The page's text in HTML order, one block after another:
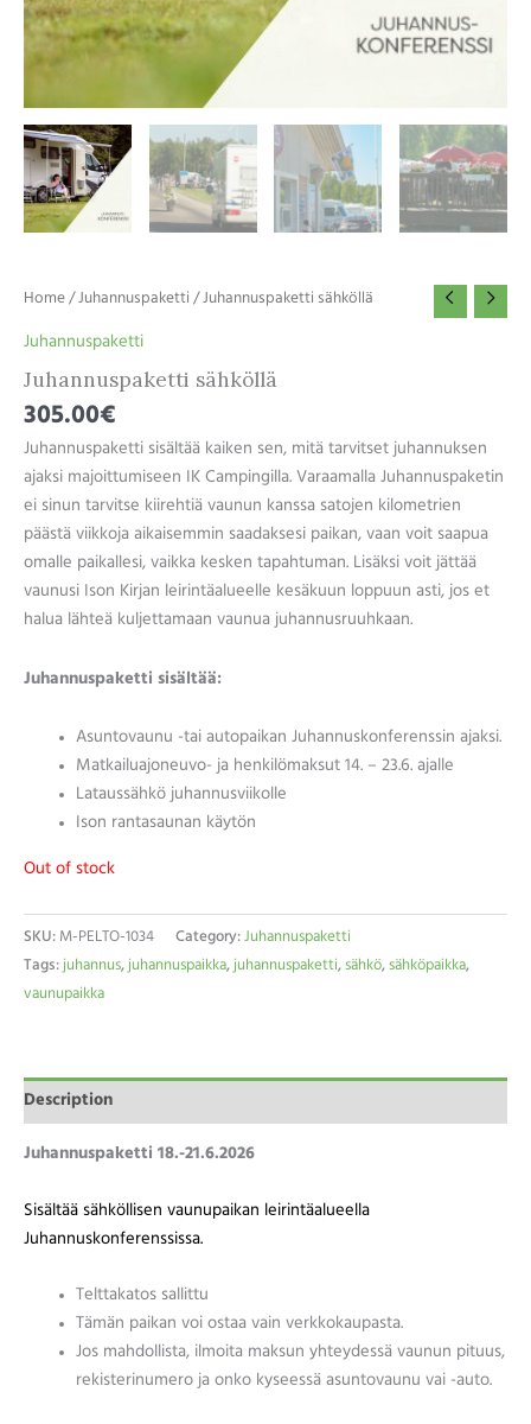
Home /Juhannuspaketti / Juhannuspaketti sähköllä
Juhannuspaketti
Juhannuspaketti sähköllä
305.00€
Juhannuspaketti sisältää kaiken sen, mitä tarvitset juhannuksen
ajaksi majoittumiseen IK Campingilla. Varaamalla Juhannuspaketin
ei sinun tarvitse kiirehtiä vaunun kanssa satojen kilometrien
päästä viikkoja aikaisemmin saadaksesi paikan, vaan voit saapua
omalle paikallesi, vaikka kesken tapahtuman. Lisäksi voit jättää
vaunusi Ison Kirjan leirintäalueelle kesäkuun loppuun asti, jos et
halua lähteä kuljettamaan vaunua juhannusruuhkaan.
Juhannuspaketti sisältää:
Asuntovaunu -tai autopaikan Juhannuskonferenssin ajaksi.
Matkailuajoneuvo- ja henkilömaksut 14. – 23.6. ajalle
Lataussähkö juhannusviikolle
Ison rantasaunan käytön
Out of stock
SKU: M-PELTO-1034 Category: Juhannuspaketti
Tags: juhannus, juhannuspaikka, juhannuspaketti, sähkö, sähköpaikka,
vaunupaikka
Description
Juhannuspaketti 18.-21.6.2026
Sisältää sähköllisen vaunupaikan leirintäalueella
Juhannuskonferenssissa.
Telttakatos sallittu
Tämän paikan voi ostaa vain verkkokaupasta.
Jos mahdollista, ilmoita maksun yhteydessä vaunun pituus,
rekisterinumero ja onko kyseessä asuntovaunu vai -auto.